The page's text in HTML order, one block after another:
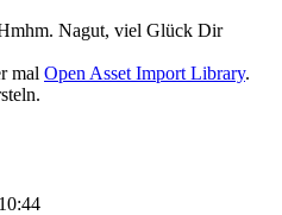
Nagut, viel Glück Dir
mal Open Asset Import Library.